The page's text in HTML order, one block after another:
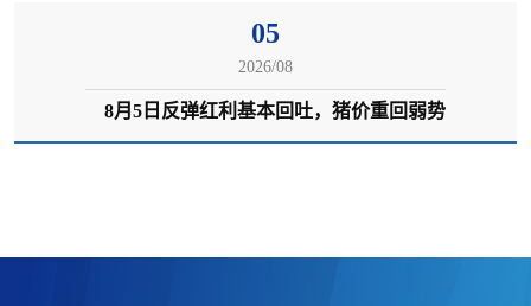
理性安排出栏，谨慎赌反弹。
05
2026/08
8月5日反弹红利基本回吐，猪价重回弱势